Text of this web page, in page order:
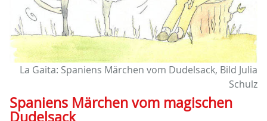
La Gaita: Spaniens Märchen vom Dudelsack, Bild Julia
Schulz
Spaniens Märchen vom magischen